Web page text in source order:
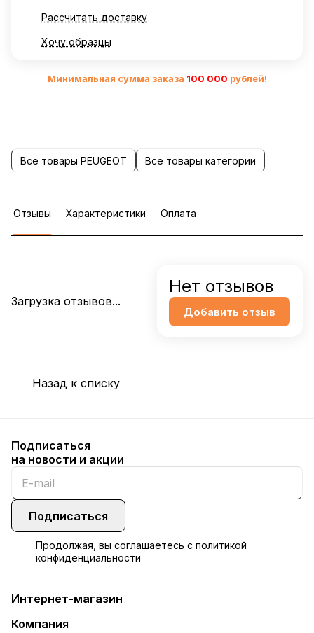
Рассчитать доставку
Хочу образцы
Минимальная сумма заказа 100 000 рублей!
Все товары PEUGEOT Все товары категории
Отзывы Характеристики Оплата
Загрузка отзывов...
Нет отзывов
Добавить отзыв
Назад к списку
Подписаться
на новости и акции
Подписаться
Продолжая, вы соглашаетесь с политикой
конфиденциальности
Интернет-магазин
Компания